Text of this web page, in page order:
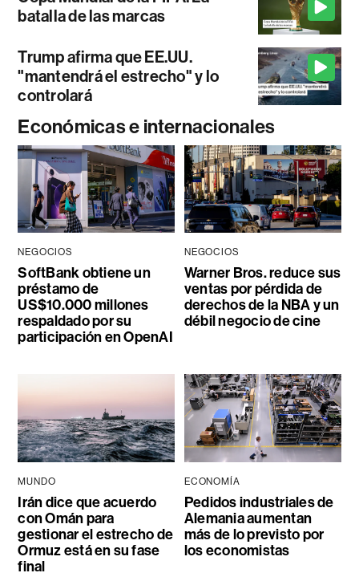
batalla de las marcas
Trump afirma que EE.UU.
"mantendrá el estrecho" y lo
controlará
Económicas e internacionales
NEGOCIOS
SoftBank obtiene un
préstamo de
US$10.000 millones
respaldado por su
participación en OpenAI
NEGOCIOS
Warner Bros. reduce sus
ventas por pérdida de
derechos de la NBA y un
débil negocio de cine
MUNDO
Irán dice que acuerdo
con Omán para
gestionar el estrecho de
Ormuz está en su fase
final
ECONOMÍA
Pedidos industriales de
Alemania aumentan
más de lo previsto por
los economistas